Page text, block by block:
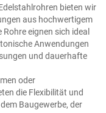
bieten wir
aus hochwertigem
eignen sich ideal
Anwendungen
und dauerhafte
oder
die Flexibilität und
Baugewerbe, der